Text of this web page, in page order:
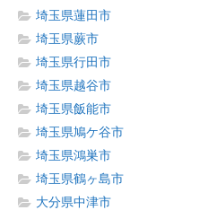
埼玉県蓮田市
埼玉県蕨市
埼玉県行田市
埼玉県越谷市
埼玉県飯能市
埼玉県鳩ケ谷市
埼玉県鴻巣市
埼玉県鶴ヶ島市
大分県中津市